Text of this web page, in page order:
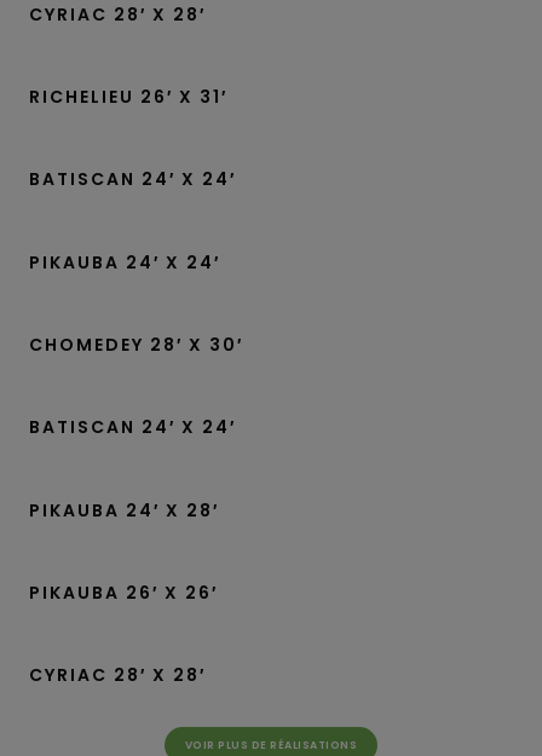
CYRIAC 28′ X 28′
RICHELIEU 26′ X 31′
BATISCAN 24′ X 24′
PIKAUBA 24′ X 24′
CHOMEDEY 28′ X 30′
BATISCAN 24′ X 24′
PIKAUBA 24′ X 28′
PIKAUBA 26′ X 26′
CYRIAC 28′ X 28′
VOIR PLUS DE RÉALISATIONS